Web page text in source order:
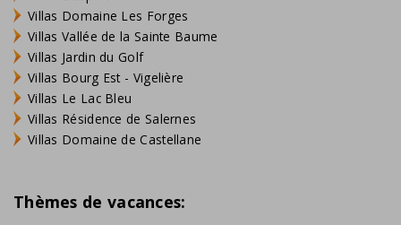
Villas Domaine Les Forges
Villas Vallée de la Sainte Baume
Villas Jardin du Golf
Villas Bourg Est - Vigelière
Villas Le Lac Bleu
Villas Résidence de Salernes
Villas Domaine de Castellane
Thèmes de vacances: